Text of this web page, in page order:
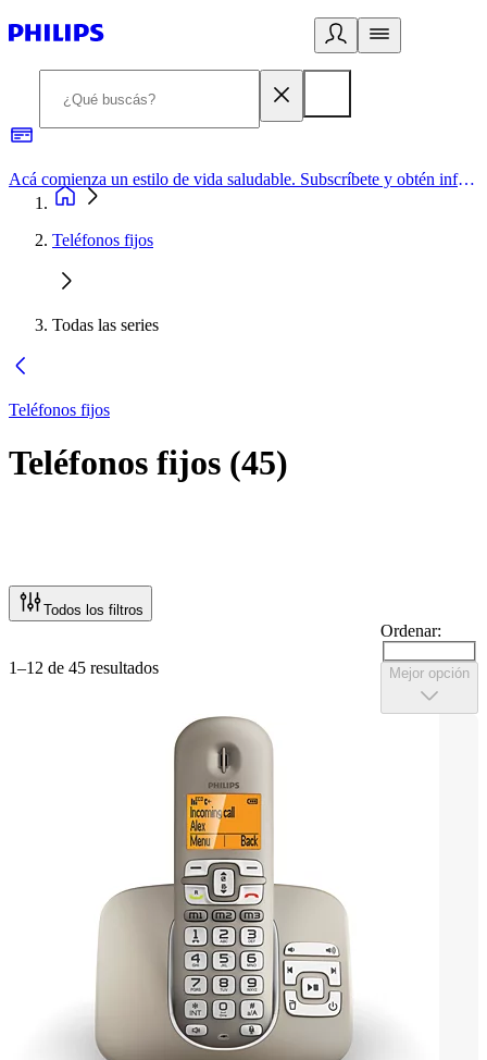
Acá comienza un estilo de vida saludable. Subscríbete y obtén información de primera mano
Teléfonos fijos
Todas las series
Teléfonos fijos
Teléfonos fijos (45)
Todos los filtros
1–12 de 45 resultados
Ordenar:
Mejor opción